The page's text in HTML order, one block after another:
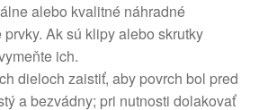
alebo kvalitné náhradné
Ak sú klipy alebo skrutky
ich.
dieloch zaistiť, aby povrch bol pred
a bezvádny; pri nutnosti dolakovať